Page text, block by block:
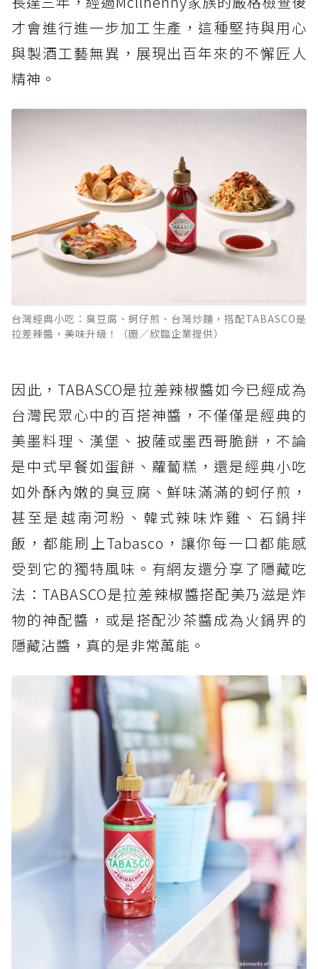
才會進行進一步加工生產，這種堅持與用心
與製酒工藝無異，展現出百年來的不懈匠人
精神。
台灣經典小吃：臭豆腐、蚵仔煎、台灣炒麵，搭配TABASCO是
拉差辣醬，美味升級！（圖／欣臨企業提供）
因此，TABASCO是拉差辣椒醬如今已經成為
台灣民眾心中的百搭神醬，不僅僅是經典的
美墨料理、漢堡、披薩或墨西哥脆餅，不論
是中式早餐如蛋餅、蘿蔔糕，還是經典小吃
如外酥內嫩的臭豆腐、鮮味滿滿的蚵仔煎，
甚至是越南河粉、韓式辣味炸雞、石鍋拌
飯，都能刷上Tabasco，讓你每一口都能感
受到它的獨特風味。有網友還分享了隱藏吃
法：TABASCO是拉差辣椒醬搭配美乃滋是炸
物的神配醬，或是搭配沙茶醬成為火鍋界的
隱藏沾醬，真的是非常萬能。